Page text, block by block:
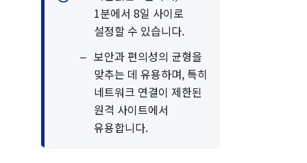
1분에서 8일 사이로
설정할 수 있습니다.
보안과 편의성의 균형을
맞추는 데 유용하며, 특히
네트워크 연결이 제한된
원격 사이트에서
유용합니다.